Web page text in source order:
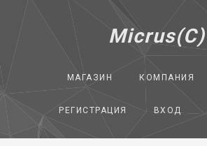
Micrus(C)
МАГАЗИН КОМПАНИЯ
РЕГИСТРАЦИЯ ВХОД